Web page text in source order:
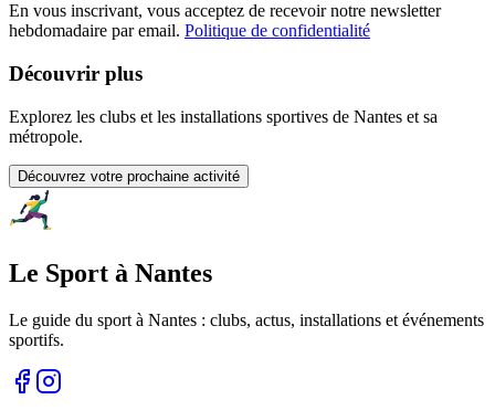
En vous inscrivant, vous acceptez de recevoir notre newsletter
hebdomadaire par email. Politique de confidentialité
Découvrir plus
Explorez les clubs et les installations sportives de Nantes et sa
métropole.
Découvrez votre prochaine activité
Le Sport à Nantes
Le guide du sport à Nantes : clubs, actus, installations et événements
sportifs.